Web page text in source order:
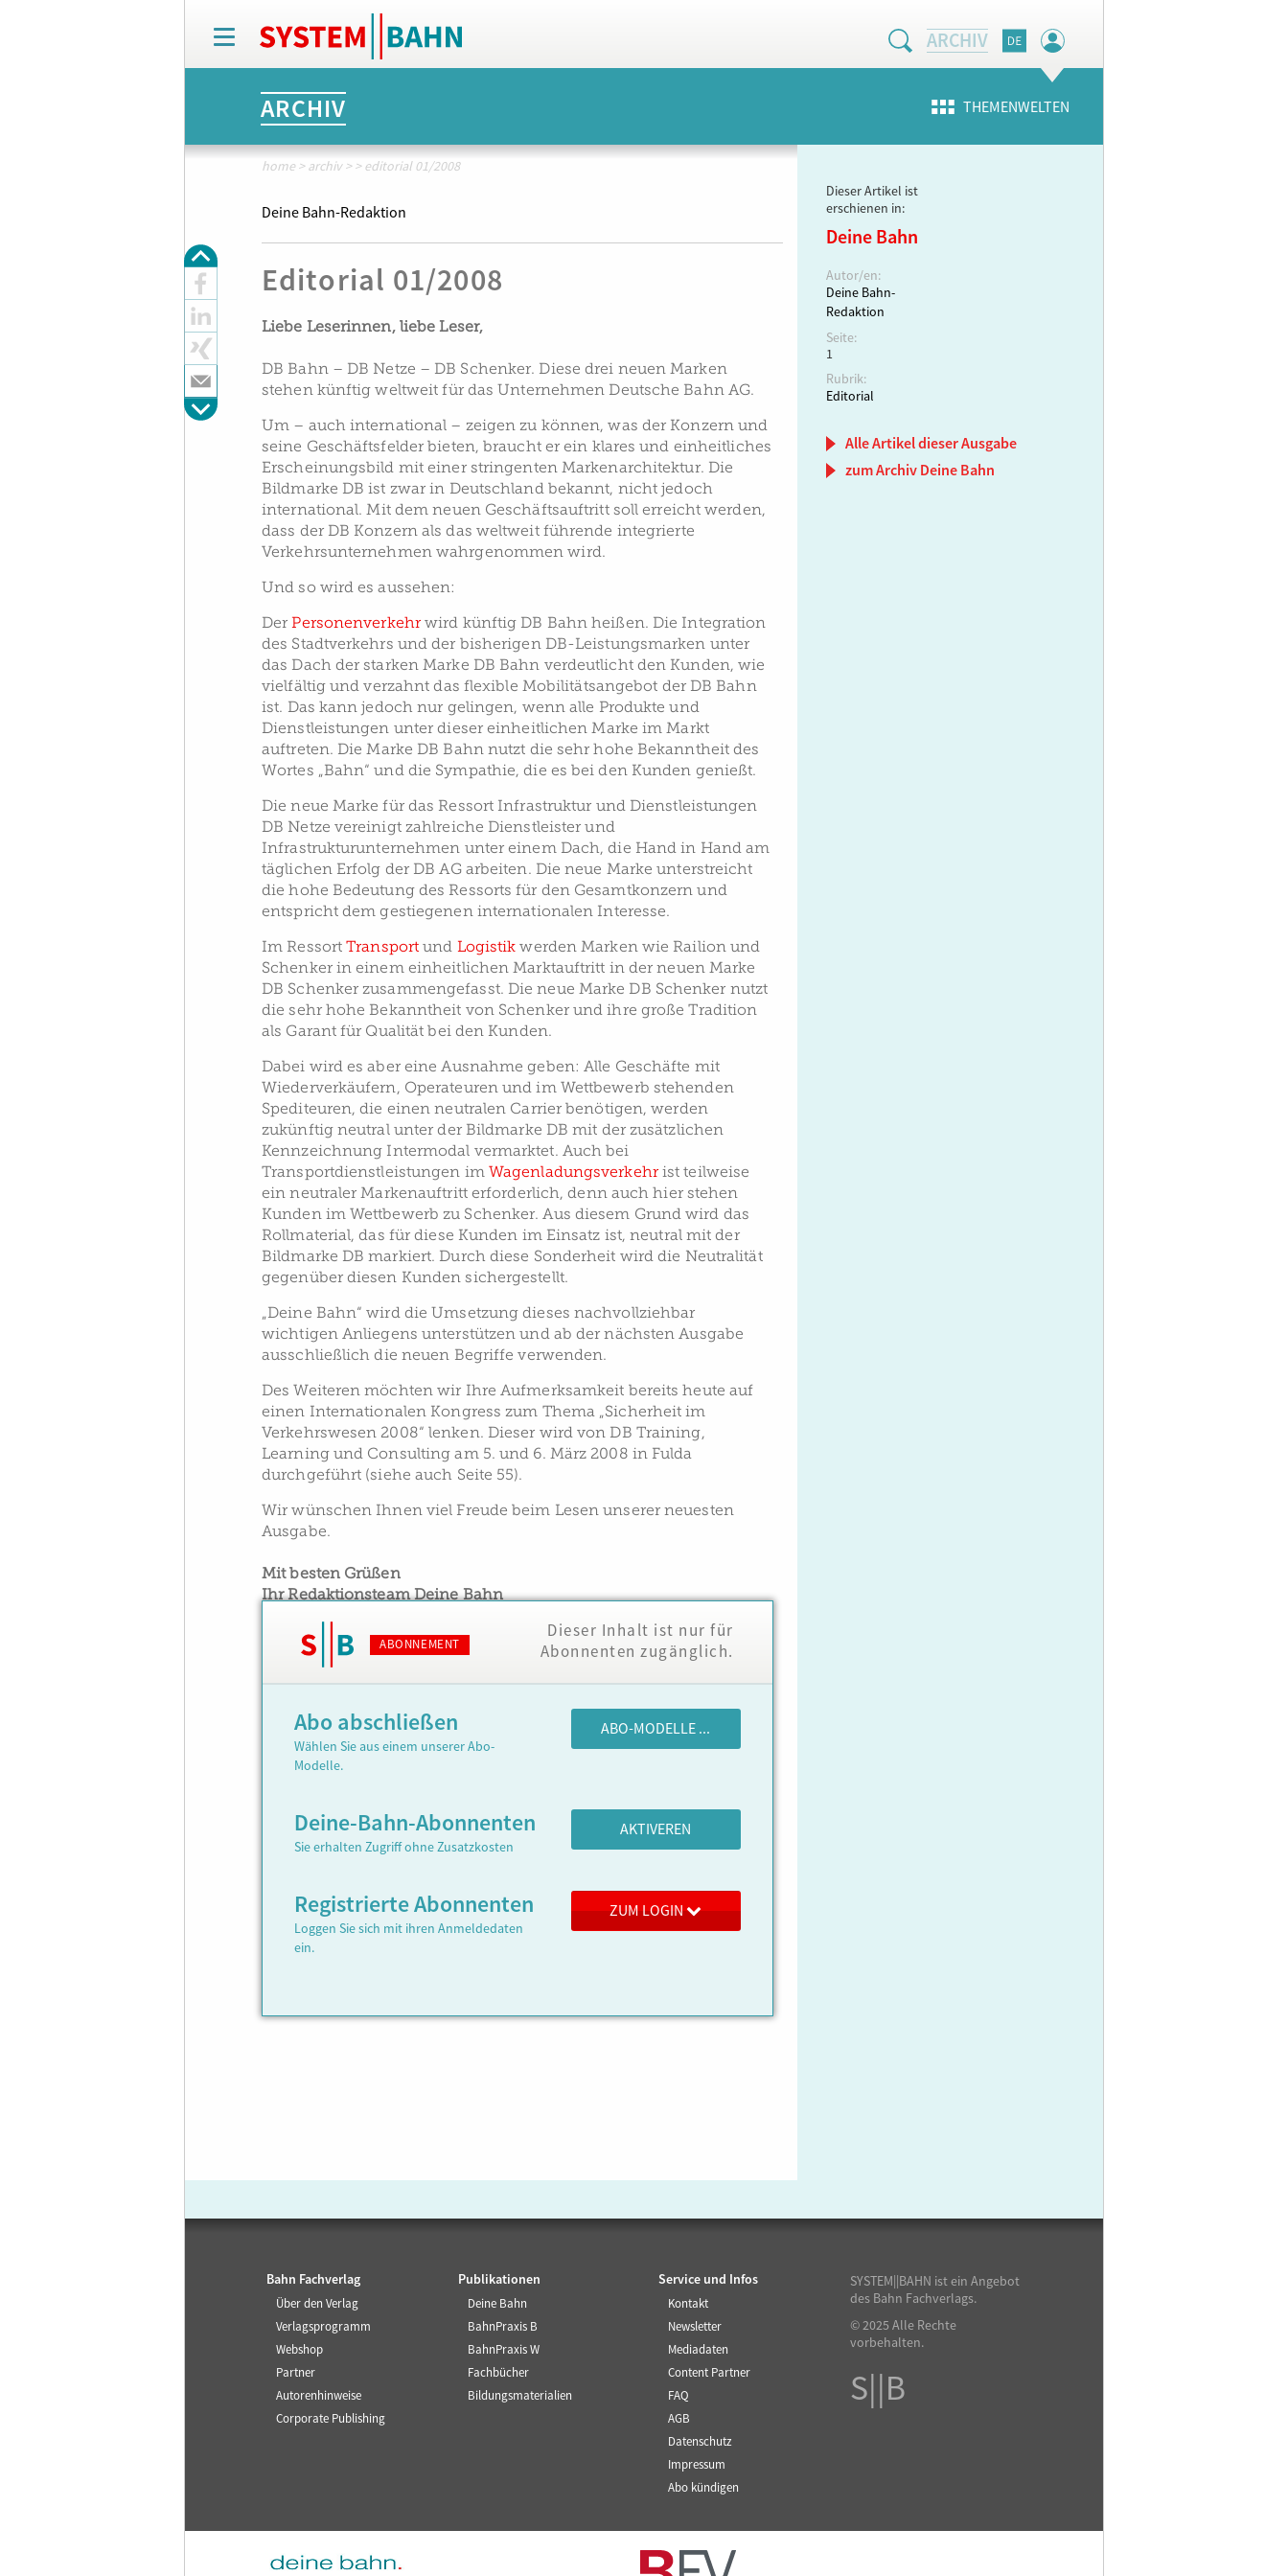
T
o
g
n
ARCHIV
ARCHIV THEMENWELTEN
home >archiv >>editorial 01/2008
Deine Bahn-Redaktion
Editorial 01/2008
Liebe Leserinnen, liebe Leser,
DB Bahn – DB Netze – DB Schenker. Diese drei neuen Marken
stehen künftig weltweit für das Unternehmen Deutsche Bahn AG.
Um – auch international – zeigen zu können, was der Konzern und
seine Geschäftsfelder bieten, braucht er ein klares und einheitliches
Erscheinungsbild mit einer stringenten Markenarchitektur. Die
Bildmarke DB ist zwar in Deutschland bekannt, nicht jedoch
international. Mit dem neuen Geschäftsauftritt soll erreicht werden,
dass der DB Konzern als das weltweit führende integrierte
Verkehrsunternehmen wahrgenommen wird.
Und so wird es aussehen:
DerPersonenverkehrwird künftig DB Bahn heißen. Die Integration
des Stadtverkehrs und der bisherigen DB-Leistungsmarken unter
das Dach der starken Marke DB Bahn verdeutlicht den Kunden, wie
vielfältig und verzahnt das flexible Mobilitätsangebot der DB Bahn
ist. Das kann jedoch nur gelingen, wenn alle Produkte und
Dienstleistungen unter dieser einheitlichen Marke im Markt
auftreten. Die Marke DB Bahn nutzt die sehr hohe Bekanntheit des
Wortes „Bahn“ und die Sympathie, die es bei den Kunden genießt.
Die neue Marke für das Ressort Infrastruktur und Dienstleistungen
DB Netze vereinigt zahlreiche Dienstleister und
Infrastrukturunternehmen unter einem Dach, die Hand in Hand am
täglichen Erfolg der DB AG arbeiten. Die neue Marke unterstreicht
die hohe Bedeutung des Ressorts für den Gesamtkonzern und
entspricht dem gestiegenen internationalen Interesse.
Im RessortTransport und Logistik werden Marken wie Railion und
Schenker in einem einheitlichen Marktauftritt in der neuen Marke
DB Schenker zusammengefasst. Die neue Marke DB Schenker nutzt
die sehr hohe Bekanntheit von Schenker und ihre große Tradition
als Garant für Qualität bei den Kunden.
Dabei wird es aber eine Ausnahme geben: Alle Geschäfte mit
Wiederverkäufern, Operateuren und im Wettbewerb stehenden
Spediteuren, die einen neutralen Carrier benötigen, werden
zukünftig neutral unter der Bildmarke DB mit der zusätzlichen
Kennzeichnung Intermodal vermarktet. Auch bei
Transportdienstleistungen im Wagenladungsverkehrist teilweise
ein neutraler Markenauftritt erforderlich, denn auch hier stehen
Kunden im Wettbewerb zu Schenker. Aus diesem Grund wird das
Rollmaterial, das für diese Kunden im Einsatz ist, neutral mit der
Bildmarke DB markiert. Durch diese Sonderheit wird die Neutralität
gegenüber diesen Kunden sichergestellt.
„Deine Bahn“ wird die Umsetzung dieses nachvollziehbar
wichtigen Anliegens unterstützen und ab der nächsten Ausgabe
ausschließlich die neuen Begriffe verwenden.
Des Weiteren möchten wir Ihre Aufmerksamkeit bereits heute auf
einen Internationalen Kongress zum Thema „Sicherheit im
Verkehrswesen 2008“ lenken. Dieser wird von DB Training,
Learning und Consulting am 5. und 6. März 2008 in Fulda
durchgeführt (siehe auch Seite 55).
Wir wünschen Ihnen viel Freude beim Lesen unserer neuesten
Ausgabe.
Mit besten Grüßen
Ihr Redaktionsteam Deine Bahn
ABONNEMENT
Dieser Inhalt ist nur für
Abonnenten zugänglich.
Abo abschließen
Wählen Sie aus einem unserer Abo-
Modelle.
ABO-MODELLE ...
Deine-Bahn-Abonnenten
Sie erhalten Zugriff ohne Zusatzkosten
AKTIVEREN
Registrierte Abonnenten
Loggen Sie sich mit ihren Anmeldedaten
ein.
ZUM LOGIN
Dieser Artikel ist
erschienen in:
Deine Bahn
Autor/en:
Deine Bahn-
Redaktion
Seite:
1
Rubrik:
Editorial
Alle Artikel dieser Ausgabe
zum Archiv Deine Bahn
Bahn Fachverlag
Über den Verlag
Verlagsprogramm
Webshop
Partner
Autorenhinweise
Corporate Publishing
Publikationen
Deine Bahn
BahnPraxis B
BahnPraxis W
Fachbücher
Bildungsmaterialien
Service und Infos
Kontakt
Newsletter
Mediadaten
Content Partner
FAQ
AGB
Datenschutz
Impressum
Abo kündigen
SYSTEM||BAHN ist ein Angebot
des Bahn Fachverlags.
© 2025 Alle Rechte
vorbehalten.
S||B